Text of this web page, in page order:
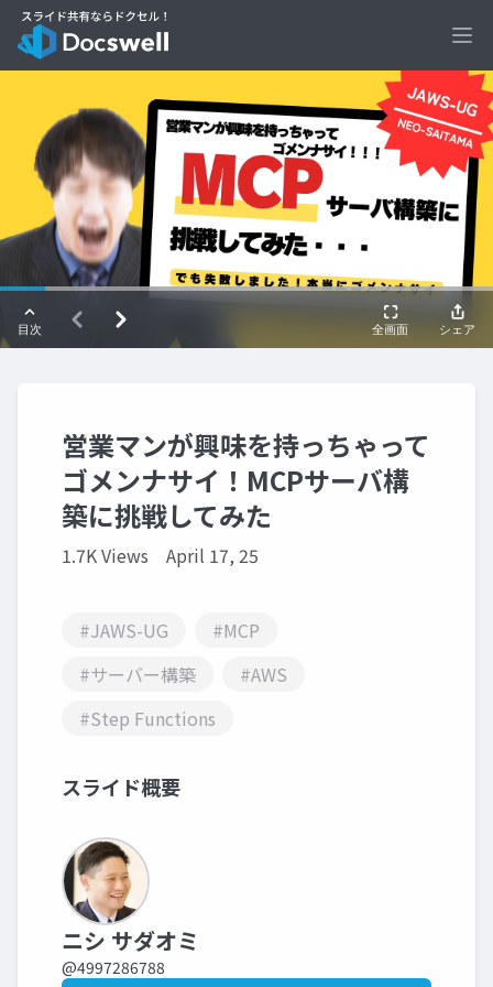
営業マンが興味を持っちゃって
ゴメンナサイ！MCPサーバ構
築に挑戦してみた
1.7K Views April 17, 25
#JAWS-UG
#MCP
#サーバー構築
#AWS
#Step Functions
スライド概要
ニシ サダオミ
@4997286788